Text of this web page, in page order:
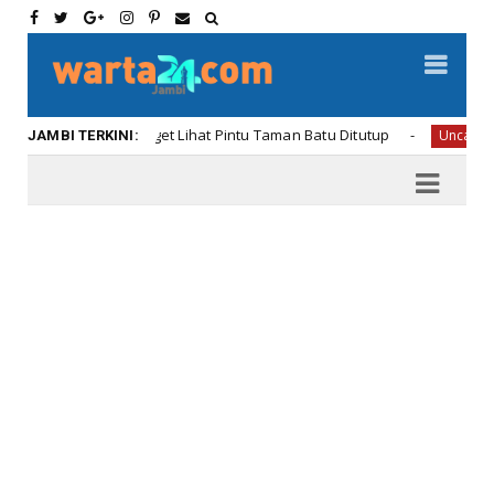
JAMBI TERKINI:
Oneng Kaget Lihat Pintu Taman Batu Ditutup Uncategorized